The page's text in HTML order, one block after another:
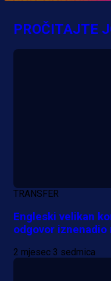
MrBit:
evropska
bonus
PROČITAJTE
TRANSFER
Engleski velikan
odgovor iznenadio
2 mjesec 3 sedmica